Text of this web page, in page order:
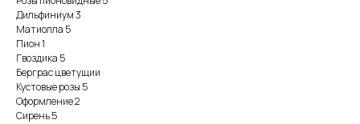
Дильфиниум 3
Матиолла 5
Пион 1
Гвоздика 5
Берграс цветущии
Кустовые розы 5
Оформление 2
Сирень 5